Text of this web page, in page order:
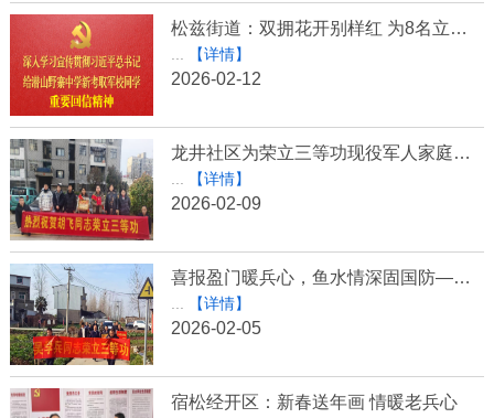
松兹街道：双拥花开别样红 为8名立功军人家庭送喜报
【详情】
2026-02-12
龙井社区为荣立三等功现役军人家庭送喜报
【详情】
2026-02-09
喜报盈门暖兵心，鱼水情深固国防——复兴镇开展现役军人立功受奖喜报送达活动
【详情】
2026-02-05
宿松经开区：新春送年画 情暖老兵心